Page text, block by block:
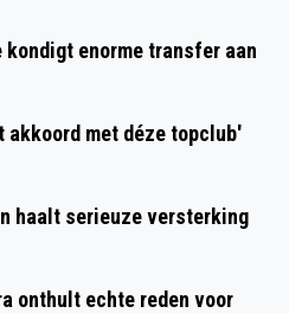
kondigt enorme transfer aan
akkoord met déze topclub'
haalt serieuze versterking
onthult echte reden voor